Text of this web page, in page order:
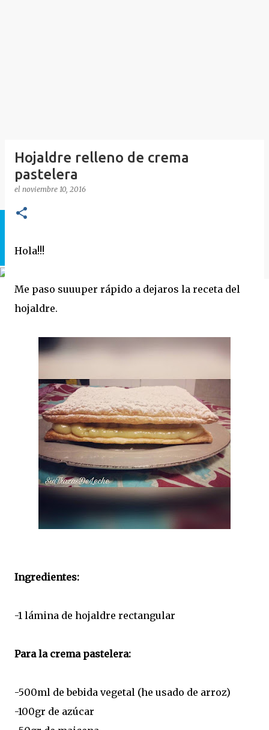
Hojaldre relleno de crema
pastelera
el noviembre 10, 2016
Hola!!!
Me paso suuuper rápido a dejaros la receta del
hojaldre.
Ingredientes:
-1 lámina de hojaldre rectangular
Para la crema pastelera:
-500ml de bebida vegetal (he usado de arroz)
-100gr de azúcar